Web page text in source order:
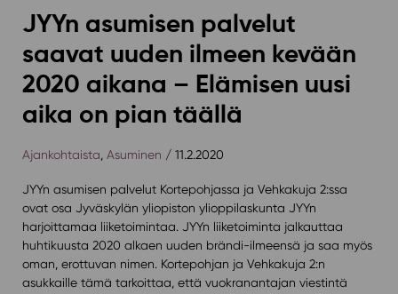
JYYn asumisen palvelut
saavat uuden ilmeen kevään
2020 aikana – Elämisen uusi
aika on pian täällä
Ajankohtaista Asuminen / 11.2.2020
JYYn asumisen palvelut Kortepohjassa ja Vehkakuja 2:ssa
ovat osa Jyväskylän yliopiston ylioppilaskunta JYYn
harjoittamaa liiketoimintaa. JYYn liiketoiminta jalkauttaa
huhtikuusta 2020 alkaen uuden brändi-ilmeensä ja saa myös
oman, erottuvan nimen. Kortepohjan ja Vehkakuja 2:n
asukkaille tämä tarkoittaa, että vuokranantajan viestintä